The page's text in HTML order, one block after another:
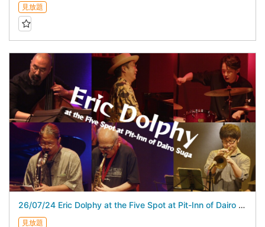
見放題
26/07/24 Eric Dolphy at the Five Spot at Pit-Inn of Dairo Suga スガダイロー 5DAYS
見放題